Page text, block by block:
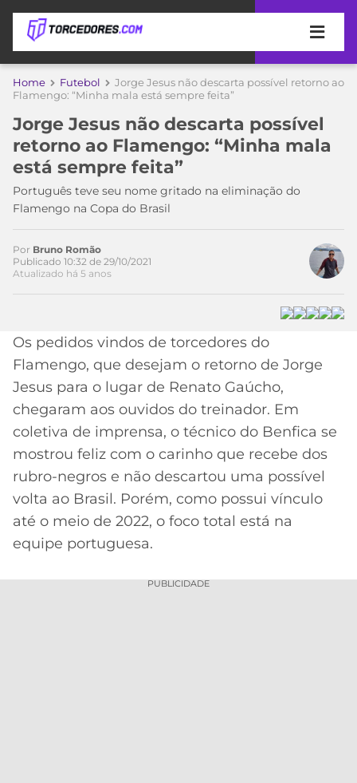
APOSTAS
DE
APOSTA
MELHORES
SITES
DE
APOSTAS
2026
BETBOOM
CÓDIGO
DE
INDICAÇÃO
BET365
CÓDIGO
BETANO
MELHORES
DE
COPA
DO
MUNDO
TIMES
MEU
TIME
PALMEIRAS
CORINTHIANS
SÃO
PAULO
SANTOS
FLUMINENSE
CAMPEONATOS
SÉRIE
LIBERTADORES
COPA
DO
BRASIL
PREMIER
LEAGUE
COPA
ESPORTIVA
MERCADO
DA
BOLA
PALPITES
Home Futebol
Jorge Jesus não descarta possível retorno ao
Flamengo: “Minha mala está sempre feita”
Jorge Jesus não descarta possível
retorno ao Flamengo: “Minha mala
está sempre feita”
Português teve seu nome gritado na eliminação do
Flamengo na Copa do Brasil
Por Bruno Romão
Publicado 10:32 de 29/10/2021
Atualizado há 5 anos
Os pedidos vindos de torcedores do
Flamengo, que desejam o retorno de Jorge
Jesus para o lugar de Renato Gaúcho,
chegaram aos ouvidos do treinador. Em
coletiva de imprensa, o técnico do Benfica se
mostrou feliz com o carinho que recebe dos
rubro-negros e não descartou uma possível
volta ao Brasil. Porém, como possui vínculo
até o meio de 2022, o foco total está na
equipe portuguesa.
PUBLICIDADE